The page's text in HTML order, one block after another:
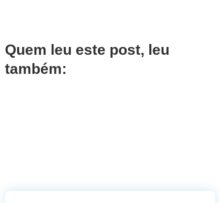
Quem leu este post, leu
também: